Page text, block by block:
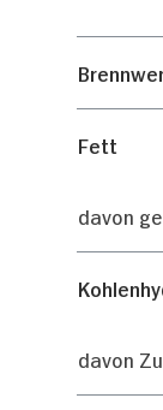
Fett
davon
davon